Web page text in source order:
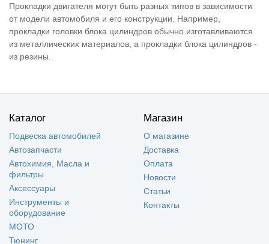
Прокладки двигателя могут быть разных типов в зависимости
от модели автомобиля и его конструкции. Например,
прокладки головки блока цилиндров обычно изготавливаются
из металлических материалов, а прокладки блока цилиндров -
из резины.
Каталог
Подвеска автомобилей
Автозапчасти
Автохимия, Масла и
фильтры
Аксессуары
Инструменты и
оборудование
МОТО
Тюнинг
Магазин
О магазине
Доставка
Оплата
Новости
Статьи
Контакты